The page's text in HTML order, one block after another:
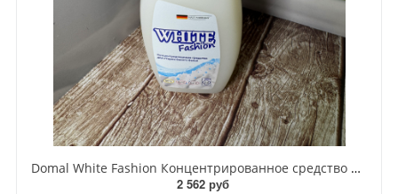
Domal White Fashion Концентрированное средство для стирки белого белья 825 мл на 22 стирки
2 562 руб